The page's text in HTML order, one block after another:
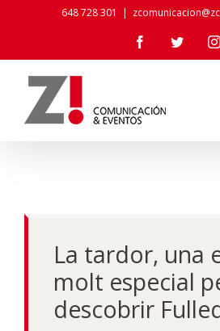
content
648 728 301 |
FacebookTwitter
La tardor, una
molt especial
descobrir